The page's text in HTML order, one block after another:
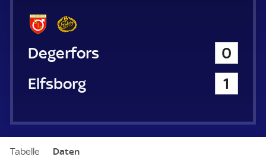
Degerfors
0
IF Elfsborg
1
Tabelle Daten